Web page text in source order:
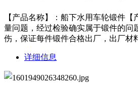
【产品名称】：船下水用车轮锻件
量问题，经过检验确实属于锻件的问
伤，保证每件锻件合格出厂，出厂材
详细信息